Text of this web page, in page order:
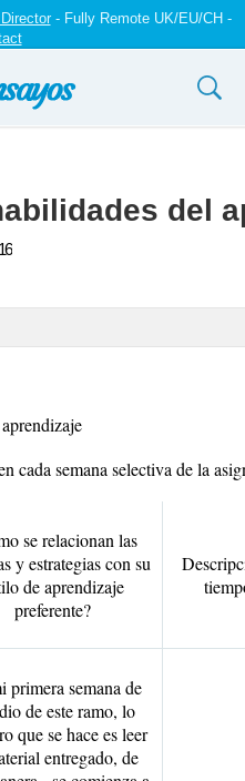
- Fully Remote UK/EU/CH -
del
cada semana selectiva de la
se relacionan las
y estrategias con su
de aprendizaje
preferente?
primera semana de
de este ramo, lo
que se hace es leer
entregado, de